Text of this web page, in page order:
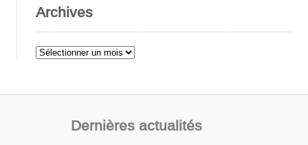
Archives
Archives
Dernières actualités